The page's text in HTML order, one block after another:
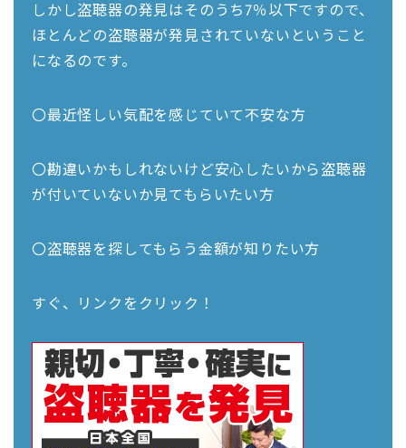
しかし盗聴器の発見はそのうち7％以下ですので、
ほとんどの盗聴器が発見されていないということ
になるのです。
〇最近怪しい気配を感じていて不安な方
〇勘違いかもしれないけど安心したいから盗聴器
が付いていないか見てもらいたい方
〇盗聴器を探してもらう金額が知りたい方
すぐ、リンクをクリック！